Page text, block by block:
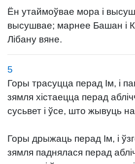
Ён утаймоўвае мора і
высушвае; марнее Башан і
Лібану вяне.
5
Горы трасуцца перад Ім, і
зямля хістаецца перад
сусьвет і ўсе, што жывуць
Горы дрыжаць перад Ім, і
зямля паднялася перад